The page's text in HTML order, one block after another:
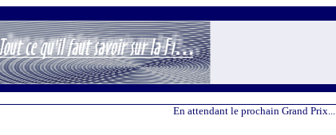
En attendant le prochain Grand Prix...